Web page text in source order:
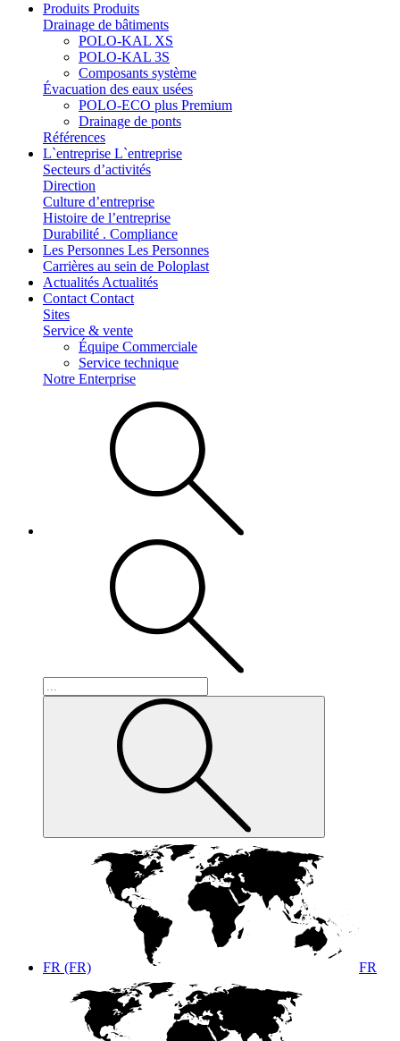
Produits Produits
Drainage de bâtiments
POLO-KAL XS
POLO-KAL 3S
Composants système
Évacuation des eaux usées
POLO-ECO plus Premium
Drainage de ponts
Références
L`entreprise L`entreprise
Secteurs d’activités
Direction
Culture d’entreprise
Histoire de l’entreprise
Durabilité . Compliance
Les Personnes Les Personnes
Carrières au sein de Poloplast
Actualités Actualités
Contact Contact
Sites
Service & vente
Équipe Commerciale
Service technique
Notre Enterprise
FR (FR) FR